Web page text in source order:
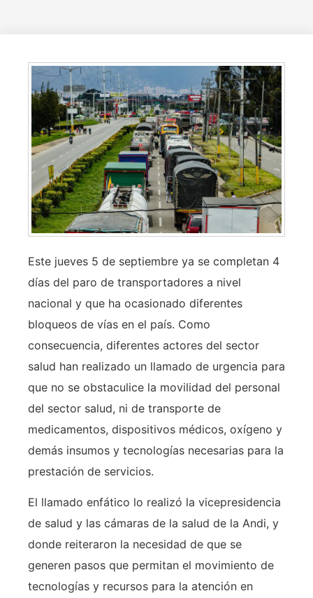
Este jueves 5 de septiembre ya se completan 4
días del paro de transportadores a nivel
nacional y que ha ocasionado diferentes
bloqueos de vías en el país. Como
consecuencia, diferentes actores del sector
salud han realizado un llamado de urgencia para
que no se obstaculice la movilidad del personal
del sector salud, ni de transporte de
medicamentos, dispositivos médicos, oxígeno y
demás insumos y tecnologías necesarias para la
prestación de servicios.
El llamado enfático lo realizó la vicepresidencia
de salud y las cámaras de la salud de la Andi, y
donde reiteraron la necesidad de que se
generen pasos que permitan el movimiento de
tecnologías y recursos para la atención en